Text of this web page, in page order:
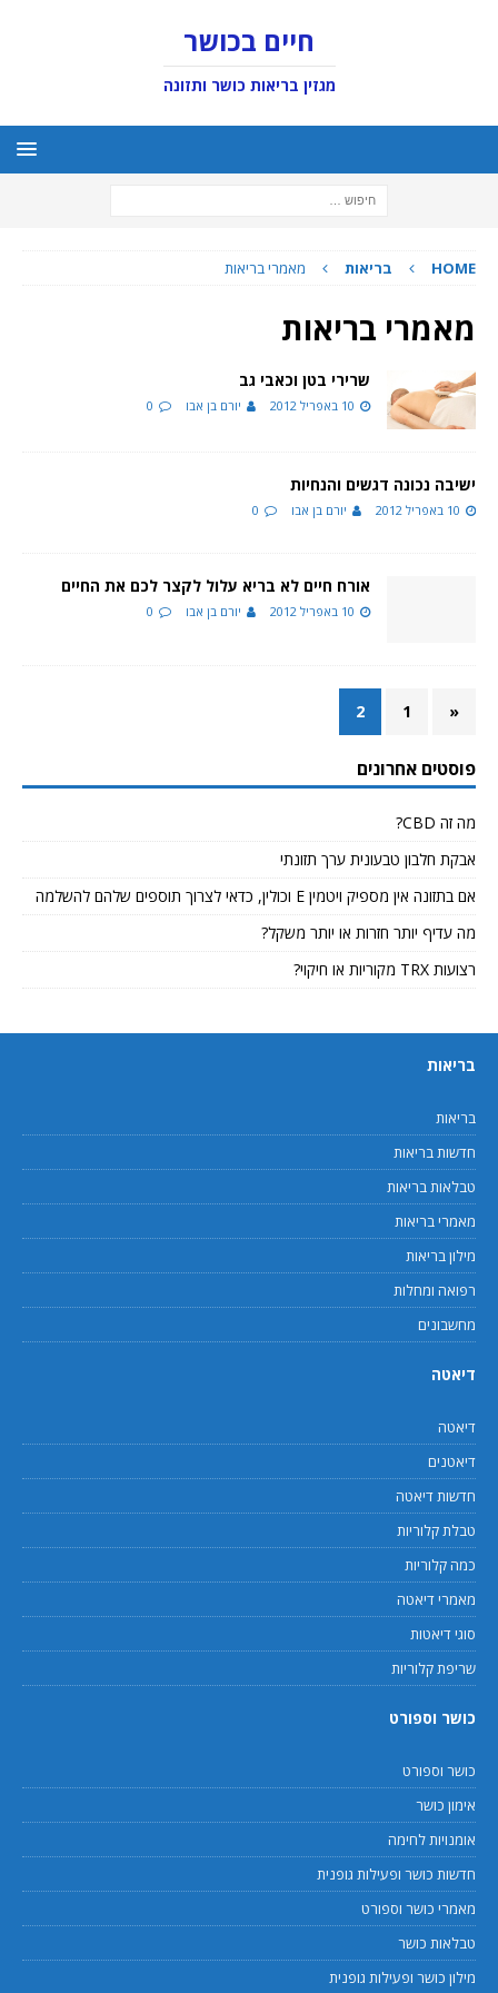
חיים בכושר
מגזין בריאות כושר ותזונה
HOME בריאות מאמרי בריאות
מאמרי בריאות
שרירי בטן וכאבי גב
10 באפריל 2012 יורם בן אבו 0
ישיבה נכונה דגשים והנחיות
10 באפריל 2012 יורם בן אבו 0
אורח חיים לא בריא עלול לקצר לכם את החיים
10 באפריל 2012 יורם בן אבו 0
«
1
2
פוסטים אחרונים
מה זה CBD?
אבקת חלבון טבעונית ערך תזונתי
אם בתזונה אין מספיק ויטמין E וכולין, כדאי לצרוך תוספים שלהם להשלמה
מה עדיף יותר חזרות או יותר משקל?
רצועות TRX מקוריות או חיקוי?
בריאות
בריאות
חדשות בריאות
טבלאות בריאות
מאמרי בריאות
מילון בריאות
רפואה ומחלות
מחשבונים
דיאטה
דיאטה
דיאטנים
חדשות דיאטה
טבלת קלוריות
כמה קלוריות
מאמרי דיאטה
סוגי דיאטות
שריפת קלוריות
כושר וספורט
כושר וספורט
אימון כושר
אומנויות לחימה
חדשות כושר ופעילות גופנית
מאמרי כושר וספורט
טבלאות כושר
מילון כושר ופעילות גופנית